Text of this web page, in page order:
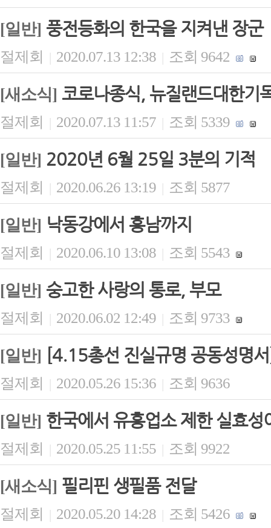
[일반] 풍전등화의 한국을 지켜낸 장군
절제회 | 2020.07.13 12:38 | 조회 9642
[새소식] 코로나종식, 뉴질랜드대한기
절제회 | 2020.07.13 11:57 | 조회 5339
[일반] 2020년 6월 25일 3분의 기적
절제회 | 2020.06.26 13:19 | 조회 5877
[일반] 낙동강에서 흥남까지
절제회 | 2020.06.10 13:08 | 조회 5543
[일반] 숭고한 사랑의 통로, 부모
절제회 | 2020.06.02 12:49 | 조회 9733
[일반] [4.15총선 진실규명 공동성명
절제회 | 2020.05.26 15:36 | 조회 9636
[일반] 한국에서 유흥업소 제한 실효성
절제회 | 2020.05.25 11:55 | 조회 9922
[새소식] 필리핀 생필품 전달
절제회 | 2020.05.20 14:28 | 조회 5426